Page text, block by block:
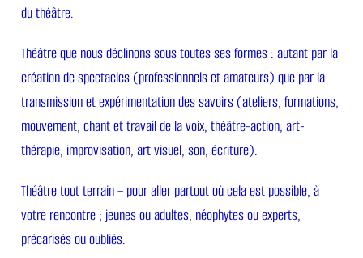
du théâtre.
Théâtre que nous déclinons sous toutes ses formes : autant par la
création de spectacles (professionnels et amateurs) que par la
transmission et expérimentation des savoirs (ateliers, formations,
mouvement, chant et travail de la voix, théâtre-action, art-
thérapie, improvisation, art visuel, son, écriture).
Théâtre tout terrain – pour aller partout où cela est possible, à
votre rencontre ; jeunes ou adultes, néophytes ou experts,
précarisés ou oubliés.